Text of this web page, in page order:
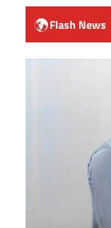
Flash News
വ്യാജ